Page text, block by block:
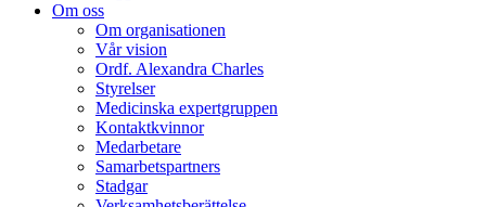
Om oss
Om organisationen
Vår vision
Ordf. Alexandra Charles
Styrelser
Medicinska expertgruppen
Kontaktkvinnor
Medarbetare
Samarbetspartners
Stadgar